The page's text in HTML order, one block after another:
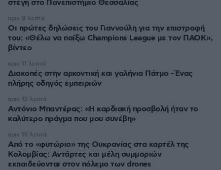
στέγη στο Πανεπιστήμιο Θεσσαλίας
Οι πρώτες δηλώσεις του Γιαννούλη για την επιστροφή
του: «Θέλω να παίξω Champions League με τον ΠΑΟΚ»,
βίντεο
πριν 8 λεπτά
Διακοπές στην αρχοντική και γαλήνια Πάτμο -Ένας
πλήρης οδηγός εμπειριών
πριν 11 λεπτά
Αντόνιο Μπαντέρας: «Η καρδιακή προσβολή ήταν το
καλύτερο πράγμα που μου συνέβη»
πριν 12 λεπτά
Από το «φυτώριο» της Ουκρανίας στα καρτέλ της
Κολομβίας: Αντάρτες και μέλη συμμοριών
εκπαιδεύονται στον πόλεμο των drones
πριν 19 λεπτά